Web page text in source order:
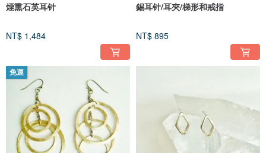
煙熏石英耳针
NT$ 1,484
錫耳针/耳夾/梯形和戒指
NT$ 895
免運